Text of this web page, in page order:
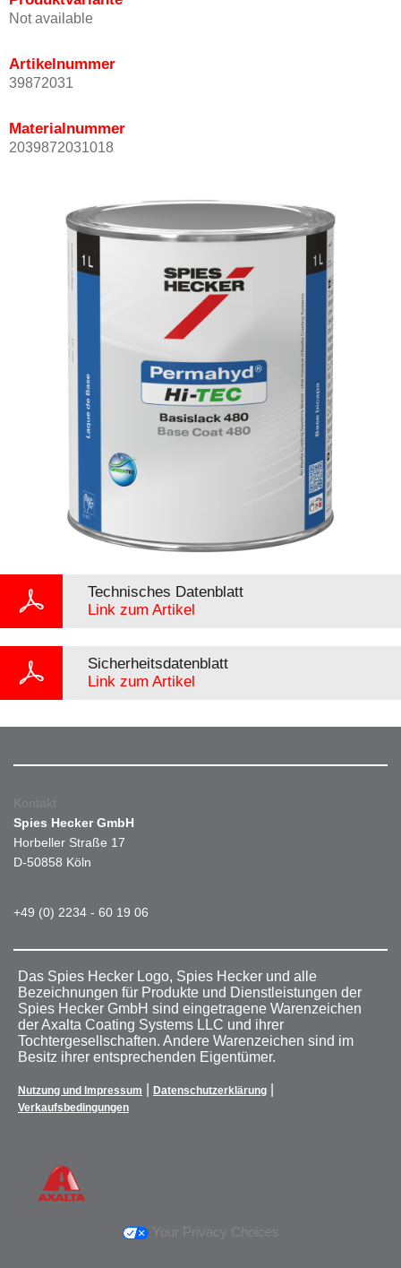
Not available
Artikelnummer
39872031
Materialnummer
2039872031018
Technisches Datenblatt
Link zum Artikel
Sicherheitsdatenblatt
Link zum Artikel
Kontakt
Spies Hecker GmbH
Horbeller Straße 17
D-50858 Köln
+49 (0) 2234 - 60 19 06
Das Spies Hecker Logo, Spies Hecker und alle
Bezeichnungen für Produkte und Dienstleistungen der
Spies Hecker GmbH sind eingetragene Warenzeichen
der Axalta Coating Systems LLC und ihrer
Tochtergesellschaften. Andere Warenzeichen sind im
Besitz ihrer entsprechenden Eigentümer.
Nutzung und Impressum Datenschutzerklärung
Verkaufsbedingungen
Your Privacy Choices